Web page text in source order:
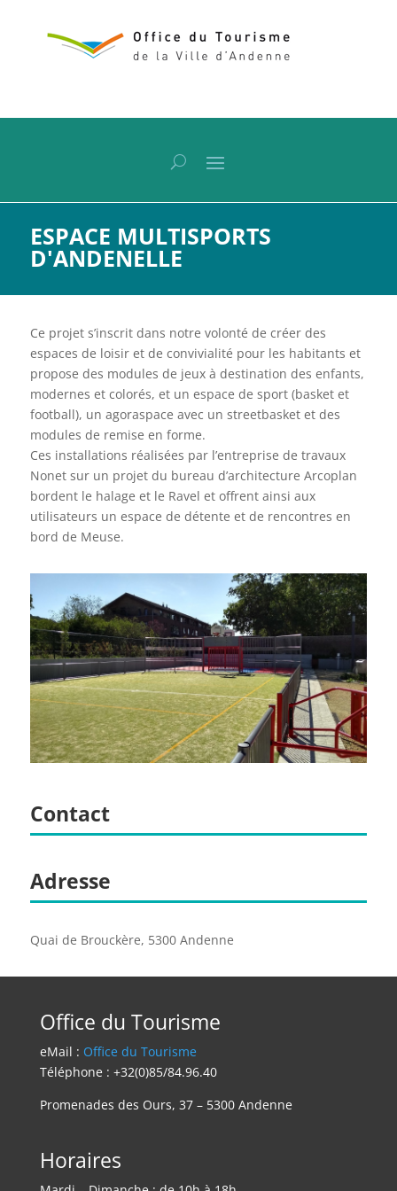
ESPACE MULTISPORTS
D'ANDENELLE
Ce projet s’inscrit dans notre volonté de créer des
espaces de loisir et de convivialité pour les habitants et
propose des modules de jeux à destination des enfants,
modernes et colorés, et un espace de sport (basket et
football), un agoraspace avec un streetbasket et des
modules de remise en forme.
Ces installations réalisées par l’entreprise de travaux
Nonet sur un projet du bureau d’architecture Arcoplan
bordent le halage et le Ravel et offrent ainsi aux
utilisateurs un espace de détente et de rencontres en
bord de Meuse.
Contact
Adresse
Quai de Brouckère, 5300 Andenne
Office du Tourisme
eMail : Office du Tourisme
Téléphone : +32(0)85/84.96.40
Promenades des Ours, 37 – 5300 Andenne
Horaires